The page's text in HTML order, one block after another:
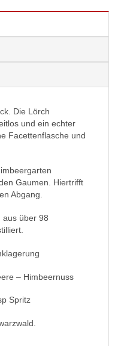
Die Lörch
und ein echter
Facettenflasche und
Gaumen. Hiertrifft
Abgang.
aus über 98
– Himbeernuss
Spritz